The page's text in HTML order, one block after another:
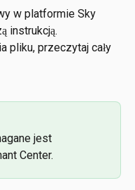
w platformie Sky
instrukcją.
pliku, przeczytaj cały
jest
Center.